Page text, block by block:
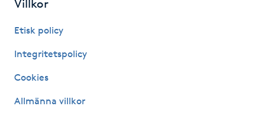
Klippning
Klippning ungdom
Villkor
Etisk policy
Integritetspolicy
Cookies
Allmänna villkor